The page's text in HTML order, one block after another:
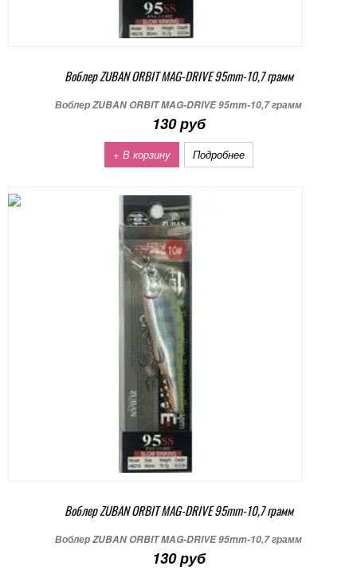
Воблер ZUBAN ORBIT MAG-DRIVE 95mm-10,7 грамм
Воблер ZUBAN ORBIT MAG-DRIVE 95mm-10,7 грамм
130 руб
+ В корзину Подробнее
Воблер ZUBAN ORBIT MAG-DRIVE 95mm-10,7 грамм
Воблер ZUBAN ORBIT MAG-DRIVE 95mm-10,7 грамм
130 руб